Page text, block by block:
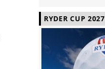
RYDER CUP 2027